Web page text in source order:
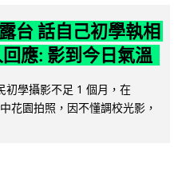
台 話自己初學執相
應: 影到今日氣溫
初學攝影不足 1 個月，在
花園拍照，因不懂調校光影，